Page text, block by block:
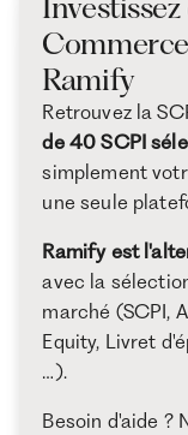
Ramify
Retrouvez la
de 40 SCPI
simplement
une seule
Ramify est
avec la
marché (SCPI,
Equity, Livret
…).
Besoin d'aide ?